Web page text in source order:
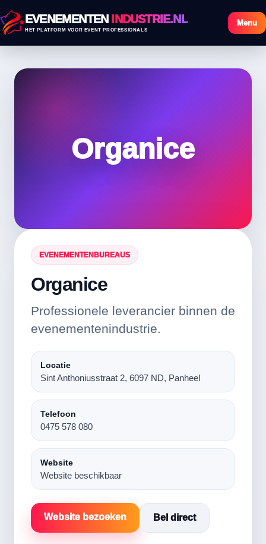
EVENEMENTEN INDUSTRIE.NL
HÉT PLATFORM VOOR EVENT PROFESSIONALS
Menu
Organice
EVENEMENTENBUREAUS
Organice
Professionele leverancier binnen de
evenementenindustrie.
Locatie
Sint Anthoniusstraat 2, 6097 ND, Panheel
Telefoon
0475 578 080
Website
Website beschikbaar
Website bezoeken Bel direct